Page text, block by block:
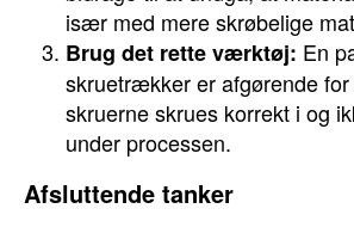
især med mere skrøbelige
Brug det rette værktøj: En
skruetrækker er afgørende
skruerne skrues korrekt i og
under processen.
Afsluttende tanker